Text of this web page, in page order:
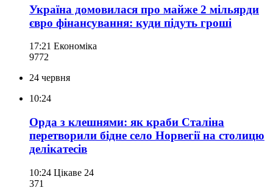
Україна домовилася про майже 2 мільярди
євро фінансування: куди підуть гроші
17:21 Економіка
9772
24 червня
10:24
Орда з клешнями: як краби Сталіна
перетворили бідне село Норвегії на столицю
делікатесів
10:24 Цікаве 24
371